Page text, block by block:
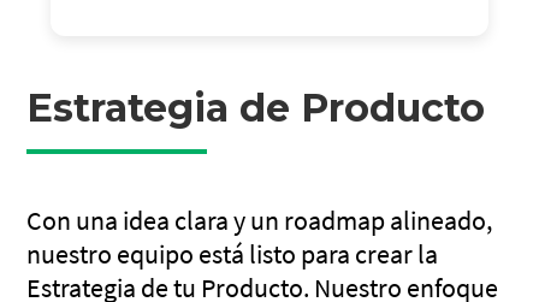
Estrategia de Producto
Con una idea clara y un roadmap alineado,
nuestro equipo está listo para crear la
Estrategia de tu Producto. Nuestro enfoque